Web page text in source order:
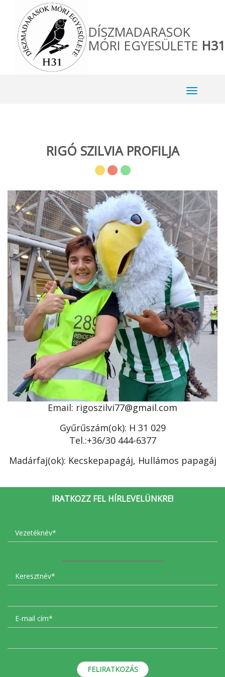
DÍSZMADARASOK
MÓRI EGYESÜLETE H31
RIGÓ SZILVIA PROFILJA
Email: rigoszilvi77@gmail.com
Gyűrűszám(ok): H 31 029
Tel.:+36/30 444-6377
Madárfaj(ok): Kecskepapagáj, Hullámos papagáj
IRATKOZZ FEL HÍRLEVELÜNKRE!
FELIRATKOZÁS